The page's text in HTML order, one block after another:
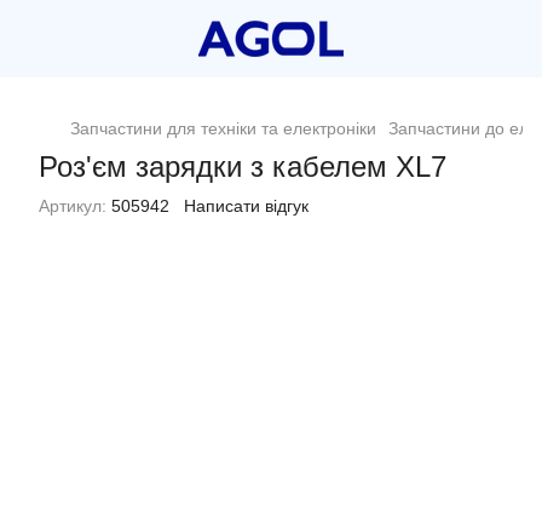
Запчастини для техніки та електроніки Запчастини до
Роз'єм зарядки з кабелем XL7
Артикул: 505942 Написати відгук